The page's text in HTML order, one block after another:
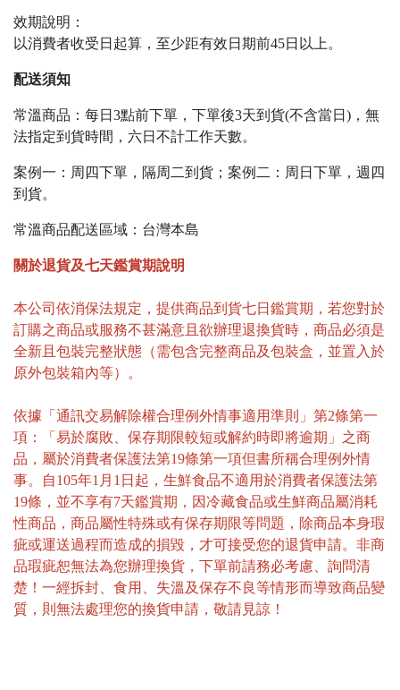
效期說明：
以消費者收受日起算，至少距有效日期前45日以上。
配送須知
常溫商品：每日3點前下單，下單後3天到貨(不含當日)，無
法指定到貨時間，六日不計工作天數。
案例一：周四下單，隔周二到貨；案例二：周日下單，週四
到貨。
常溫商品配送區域：台灣本島
關於退貨及七天鑑賞期說明
本公司依消保法規定，提供商品到貨七日鑑賞期，若您對於
訂購之商品或服務不甚滿意且欲辦理退換貨時，商品必須是
全新且包裝完整狀態（需包含完整商品及包裝盒，並置入於
原外包裝箱內等）。
依據「通訊交易解除權合理例外情事適用準則」第2條第一
項：「易於腐敗、保存期限較短或解約時即將逾期」之商
品，屬於消費者保護法第19條第一項但書所稱合理例外情
事。自105年1月1日起，生鮮食品不適用於消費者保護法第
19條，並不享有7天鑑賞期，因冷藏食品或生鮮商品屬消耗
性商品，商品屬性特殊或有保存期限等問題，除商品本身瑕
疵或運送過程而造成的損毀，才可接受您的退貨申請。非商
品瑕疵恕無法為您辦理換貨，下單前請務必考慮、詢問清
楚！一經拆封、食用、失溫及保存不良等情形而導致商品變
質，則無法處理您的換貨申請，敬請見諒！